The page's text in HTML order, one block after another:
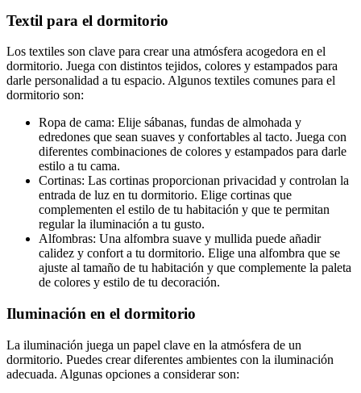
Textil para el dormitorio
Los textiles son clave para crear una atmósfera acogedora en el
dormitorio. Juega con distintos tejidos, colores y estampados para
darle personalidad a tu espacio. Algunos textiles comunes para el
dormitorio son:
Ropa de cama: Elije sábanas, fundas de almohada y
edredones que sean suaves y confortables al tacto. Juega con
diferentes combinaciones de colores y estampados para darle
estilo a tu cama.
Cortinas: Las cortinas proporcionan privacidad y controlan la
entrada de luz en tu dormitorio. Elige cortinas que
complementen el estilo de tu habitación y que te permitan
regular la iluminación a tu gusto.
Alfombras: Una alfombra suave y mullida puede añadir
calidez y confort a tu dormitorio. Elige una alfombra que se
ajuste al tamaño de tu habitación y que complemente la paleta
de colores y estilo de tu decoración.
Iluminación en el dormitorio
La iluminación juega un papel clave en la atmósfera de un
dormitorio. Puedes crear diferentes ambientes con la iluminación
adecuada. Algunas opciones a considerar son: